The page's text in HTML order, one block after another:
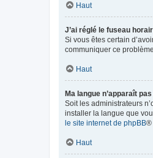
Haut
J’ai réglé le fuseau
Si vous êtes certain
communiquer ce problème.
Haut
Ma langue n’apparaît
Soit les administrateurs
installer la langue que
le site internet de phpBB®
Haut